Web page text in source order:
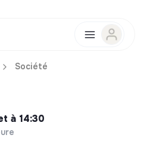
Société
à 14:30